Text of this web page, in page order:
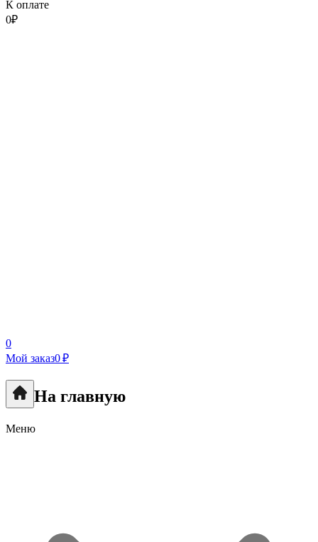
К оплате
0₽
0
Мой заказ0 ₽
На главную
Меню